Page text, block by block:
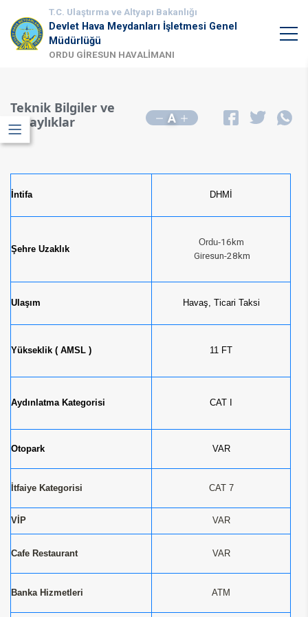
T.C. Ulaştırma ve Altyapı Bakanlığı
Devlet Hava Meydanları İşletmesi Genel
Müdürlüğü
ORDU GİRESUN HAVALİMANI
Teknik Bilgiler ve
Kolaylıklar
A
İntifa DHMİ
Şehre Uzaklık​
Ordu-16km
Giresun-28km
Ulaşım Havaş, Ticari Taksi
Yükseklik ( AMSL ) 11 FT
Aydınlatma Kategorisi CAT I
Otopark VAR​
İtfaiye Kategorisi CAT 7
VİP VAR
Cafe Restaurant VAR
Banka Hizmetleri ATM